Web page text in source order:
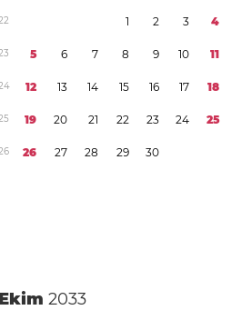
2 1 2 3 4
3 5 6 7 8 9 10 11
4 12 13 14 15 16 17 18
5 19 20 21 22 23 24 25
6 26 27 28 29 30
Ekim2033